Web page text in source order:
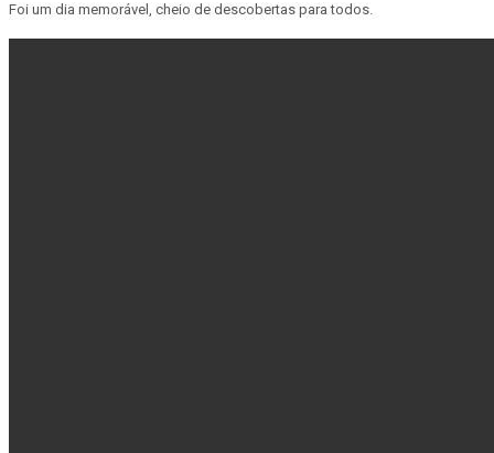
Foi um dia memorável, cheio de descobertas para todos.